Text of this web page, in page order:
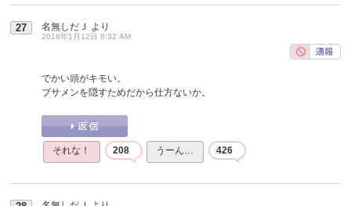
27 名無しだＪ より
2016年1月12日 8:32 AM
でかい頭がキモい。
ブサメンを隠すためだから仕方ないか。
それな！ 208 うーん… 426